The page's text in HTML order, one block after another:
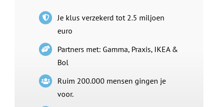
Je klus verzekerd tot 2.5 miljoen
euro
Partners met: Gamma, Praxis, IKEA &
Bol
Ruim 200.000 mensen gingen je
voor.